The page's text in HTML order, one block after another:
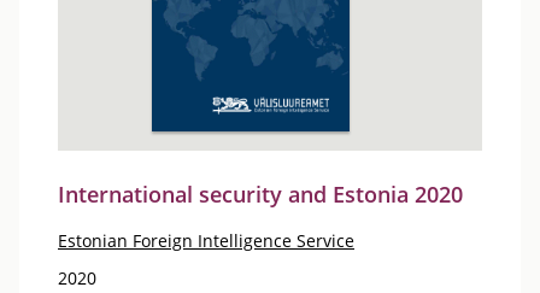
International security and Estonia 2020
Estonian Foreign Intelligence Service
2020